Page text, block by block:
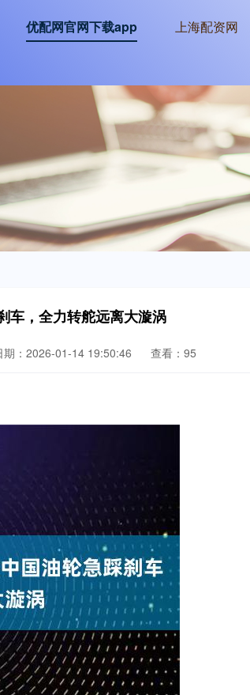
优配网官网下载app 上海配资网
车，全力转舵远离大漩涡
期：2026-01-14 19:50:46 查看：95